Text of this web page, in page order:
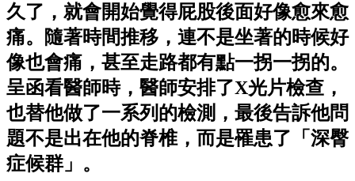
久了，就會開始覺得屁股後面好像愈來愈
痛。隨著時間推移，連不是坐著的時候好
像也會痛，甚至走路都有點一拐一拐的。
呈函看醫師時，醫師安排了X光片檢查，
也替他做了一系列的檢測，最後告訴他問
題不是出在他的脊椎，而是罹患了「深臀
症候群」。